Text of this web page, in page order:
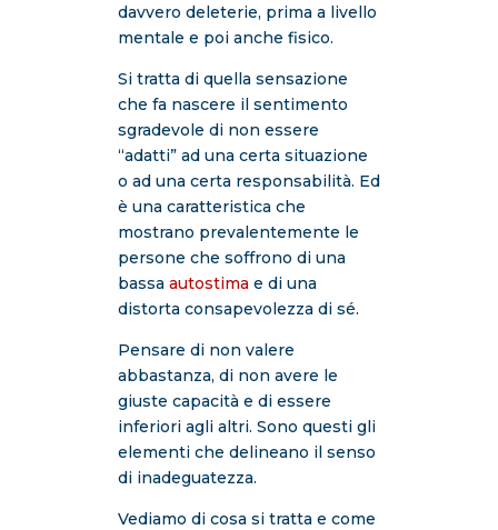
davvero deleterie, prima a livello
mentale e poi anche fisico.
Si tratta di quella sensazione
che fa nascere il sentimento
sgradevole di non essere
“adatti” ad una certa situazione
o ad una certa responsabilità. Ed
è una caratteristica che
mostrano prevalentemente le
persone che soffrono di una
bassa autostima e di una
distorta consapevolezza di sé.
Pensare di non valere
abbastanza, di non avere le
giuste capacità e di essere
inferiori agli altri. Sono questi gli
elementi che delineano il senso
di inadeguatezza.
Vediamo di cosa si tratta e come